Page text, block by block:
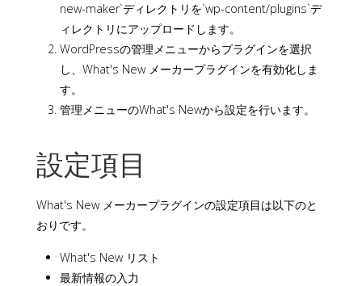
new-maker`ディレクトリを`wp-content/plugins`デ
ィレクトリにアップロードします。
WordPressの管理メニューからプラグインを選択
し、What's New メーカープラグインを有効化しま
す。
管理メニューのWhat's Newから設定を行います。
設定項目
What's New メーカープラグインの設定項目は以下のと
おりです。
What's New リスト
最新情報の入力